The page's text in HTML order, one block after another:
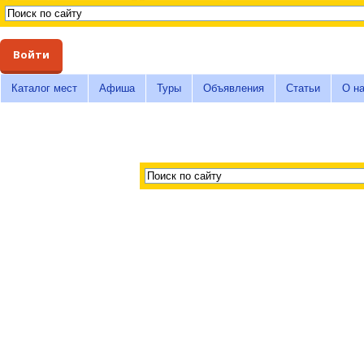
Войти
Каталог мест Афиша Туры Объявления Статьи О